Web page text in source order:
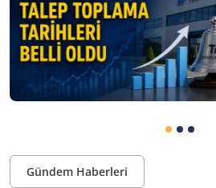
Gündem Haberleri